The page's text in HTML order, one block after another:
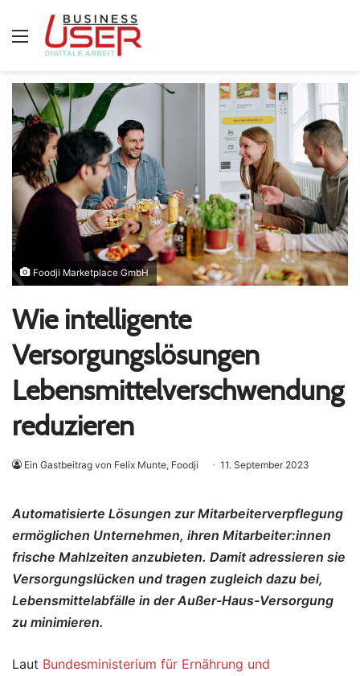
Menü
Foodji Marketplace GmbH
Wie intelligente
Versorgungslösungen
Lebensmittelverschwendung
reduzieren
Ein Gastbeitrag von Felix Munte, Foodji 11. September 2023
Automatisierte Lösungen zur Mitarbeiterverpflegung
ermöglichen Unternehmen, ihren Mitarbeiter:innen
frische Mahlzeiten anzubieten. Damit adressieren sie
Versorgungslücken und tragen zugleich dazu bei,
Lebensmittelabfälle in der Außer-Haus-Versorgung
zu minimieren.
Laut Bundesministerium für Ernährung und